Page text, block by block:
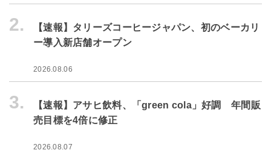
2.
【速報】タリーズコーヒージャパン、初のベーカリ
ー導入新店舗オープン
2026.08.06
3.
【速報】アサヒ飲料、「green cola」好調 年間販
売目標を4倍に修正
2026.08.07